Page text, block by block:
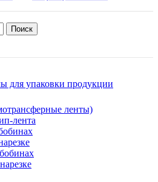
Поиск
для упаковки продукции
ленты)
лента